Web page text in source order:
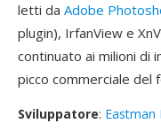
letti da Adobe
plugin), IrfanView e
continuato ai milioni di
picco commerciale del
Sviluppatore: Eastman